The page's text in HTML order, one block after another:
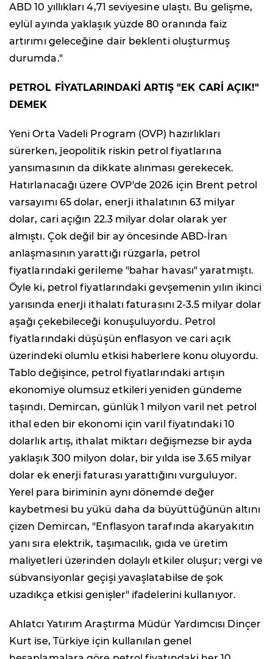
ABD 10 yıllıkları 4,71 seviyesine ulaştı. Bu gelişme,
eylül ayında yaklaşık yüzde 80 oranında faiz
artırımı geleceğine dair beklenti oluşturmuş
durumda."
PETROL FİYATLARINDAKİ ARTIŞ "EK CARİ AÇIK!"
DEMEK
Yeni Orta Vadeli Program (OVP) hazırlıkları
sürerken, jeopolitik riskin petrol fiyatlarına
yansımasının da dikkate alınması gerekecek.
Hatırlanacağı üzere OVP'de 2026 için Brent petrol
varsayımı 65 dolar, enerji ithalatının 63 milyar
dolar, cari açığın 22.3 milyar dolar olarak yer
almıştı. Çok değil bir ay öncesinde ABD-İran
anlaşmasının yarattığı rüzgarla, petrol
fiyatlarındaki gerileme "bahar havası" yaratmıştı.
Öyle ki, petrol fiyatlarındaki gevşemenin yılın ikinci
yarısında enerji ithalatı faturasını 2-3.5 milyar dolar
aşağı çekebileceği konuşuluyordu. Petrol
fiyatlarındaki düşüşün enflasyon ve cari açık
üzerindeki olumlu etkisi haberlere konu oluyordu.
Tablo değişince, petrol fiyatlarındaki artışın
ekonomiye olumsuz etkileri yeniden gündeme
taşındı. Demircan, günlük 1 milyon varil net petrol
ithal eden bir ekonomi için varil fiyatındaki 10
dolarlık artış, ithalat miktarı değişmezse bir ayda
yaklaşık 300 milyon dolar, bir yılda ise 3.65 milyar
dolar ek enerji faturası yarattığını vurguluyor.
Yerel para biriminin aynı dönemde değer
kaybetmesi bu yükü daha da büyüttüğünün altını
çizen Demircan, "Enflasyon tarafında akaryakıtın
yanı sıra elektrik, taşımacılık, gıda ve üretim
maliyetleri üzerinden dolaylı etkiler oluşur; vergi ve
sübvansiyonlar geçişi yavaşlatabilse de şok
uzadıkça etkisi genişler" ifadelerini kullanıyor.
Ahlatcı Yatırım Araştırma Müdür Yardımcısı Dinçer
Kurt ise, Türkiye için kullanılan genel